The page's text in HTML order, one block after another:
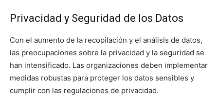
Privacidad y Seguridad de los Datos
Con el aumento de la recopilación y el análisis de datos,
las preocupaciones sobre la privacidad y la seguridad se
han intensificado. Las organizaciones deben implementar
medidas robustas para proteger los datos sensibles y
cumplir con las regulaciones de privacidad.